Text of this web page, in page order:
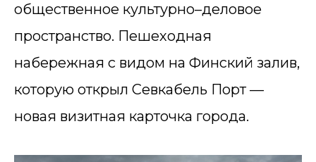
общественное культурно–деловое
пространство. Пешеходная
набережная с видом на Финский залив,
которую открыл Севкабель Порт —
новая визитная карточка города.